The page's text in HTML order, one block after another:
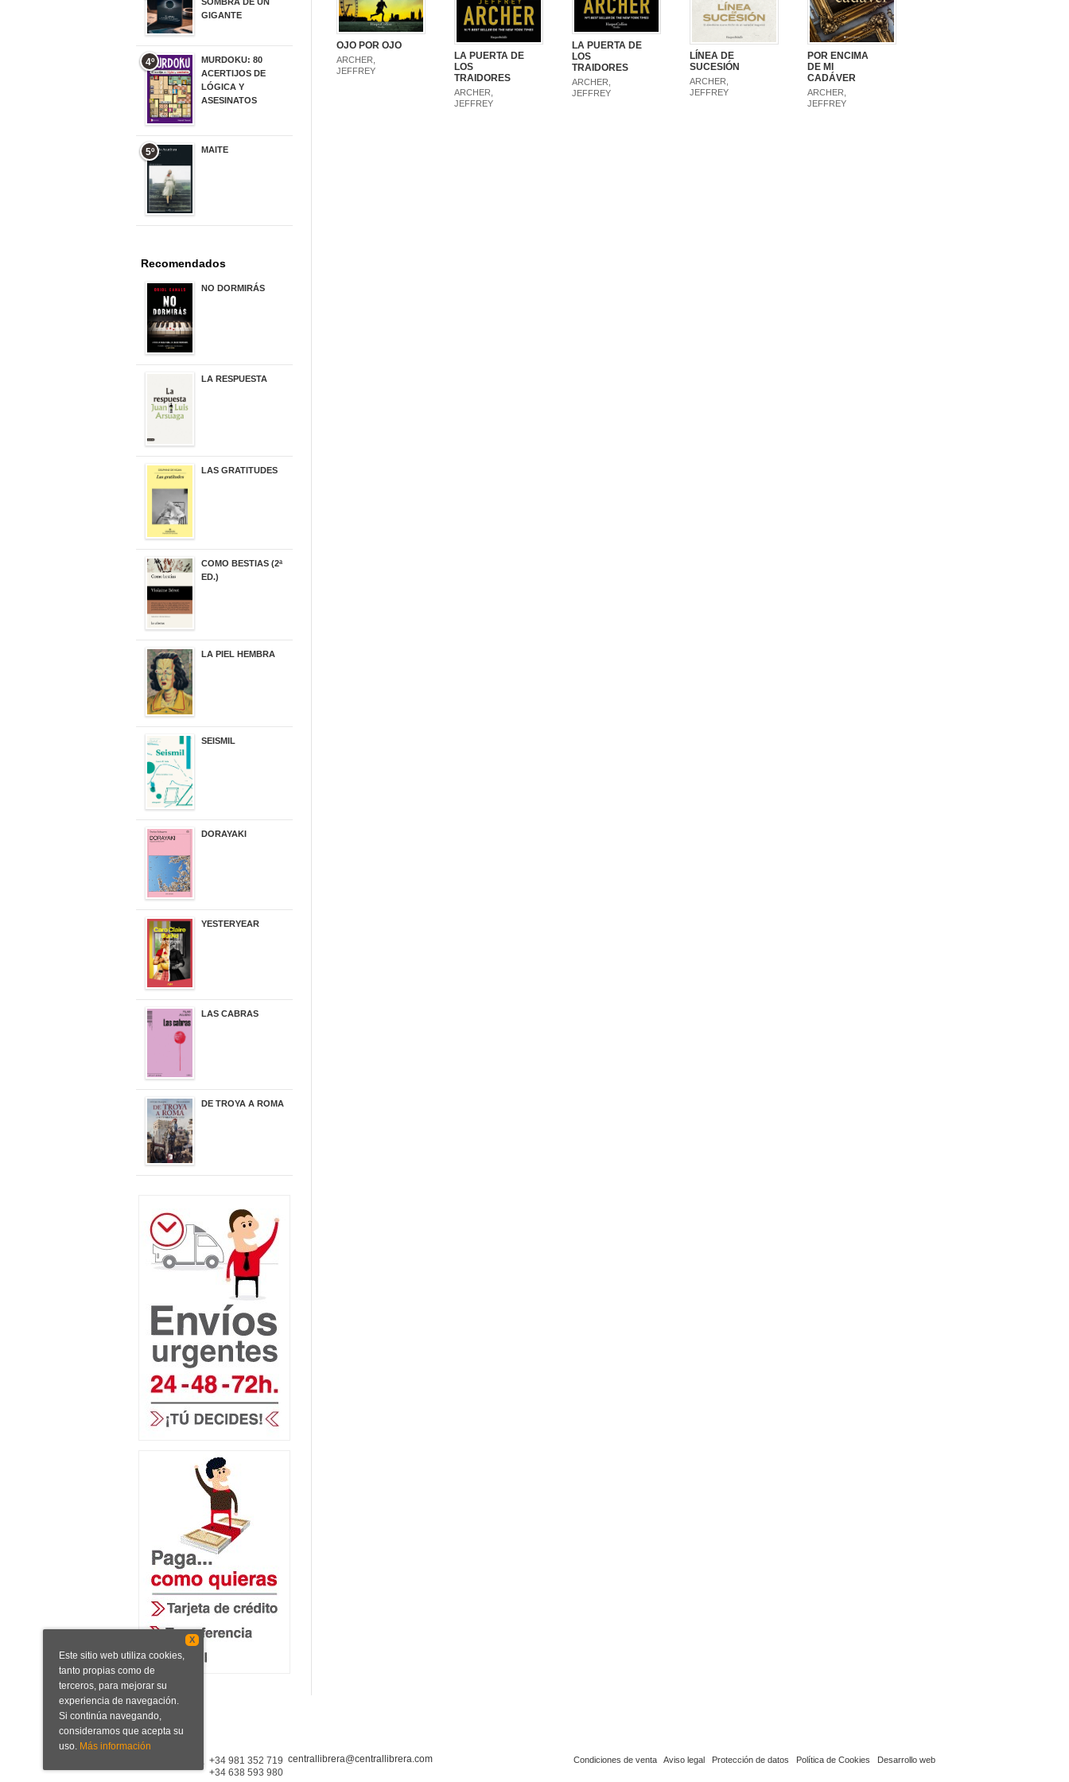
OJO POR OJO
ARCHER,
JEFFREY
LA PUERTA DE
LOS
TRAIDORES
ARCHER,
JEFFREY
LA PUERTA DE
LOS
TRAIDORES
ARCHER,
JEFFREY
LÍNEA DE
SUCESIÓN
ARCHER,
JEFFREY
POR ENCIMA
DE MI
CADÁVER
ARCHER,
JEFFREY
GIGANTE
4º
MURDOKU: 80
ACERTIJOS DE
LÓGICA Y
ASESINATOS
5º MAITE
Recomendados
NO DORMIRÁS
LA RESPUESTA
LAS GRATITUDES
COMO BESTIAS (2ª
ED.)
LA PIEL HEMBRA
SEISMIL
DORAYAKI
YESTERYEAR
LAS CABRAS
DE TROYA A ROMA
Condiciones de venta Aviso legal Protección de datos Política de Cookies Desarrollo web
+34 981 352 719
+34 638 593 980
centrallibrera@centrallibrera.com
X
Este sitio web utiliza cookies,
tanto propias como de
terceros, para mejorar su
experiencia de navegación.
Si continúa navegando,
consideramos que acepta su
uso. Más información